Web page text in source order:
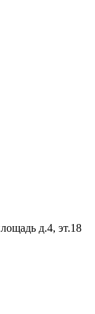
д.4, эт.18